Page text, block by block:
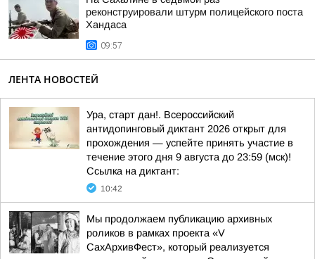
реконструировали штурм полицейского поста
Хандаса
09:57
ЛЕНТА НОВОСТЕЙ
Ура, старт дан!. Всероссийский
антидопинговый диктант 2026 открыт для
прохождения — успейте принять участие в
течение этого дня 9 августа до 23:59 (мск)!
Ссылка на диктант:
10:42
Мы продолжаем публикацию архивных
роликов в рамках проекта «V
СахАрхивФест», который реализуется